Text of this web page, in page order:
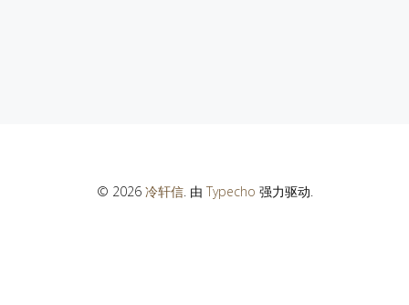
© 2026 冷轩信. 由 Typecho 强力驱动.